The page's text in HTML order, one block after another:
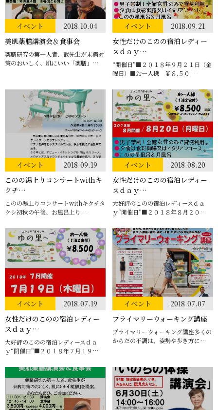
イベント
2018.10.04
美肌薬膳講演会＆食事会
薬膳研究の第一人者、武先生が未病対
策のおいしく、肌にいい「薬膳」…
イベント
2018.09.21
女性だけのこのの宿泊レディー
スｄａｙ…
“開催日”■２０１８年９月２１日（金
曜日）■お一人様 ￥８,５０…
イベント
2018.09.19
このの湯上りコンサートwithキ
クチ…
このの湯上りコンサートwithキクチタ
ケシ初秋の午後、お風呂上り…
イベント
2018.08.20
女性だけのこのの宿泊レディー
スｄａｙ…
大好評のこのの宿泊レディースｄａ
ｙ“開催日”■２０１８年８月２０…
イベント
2018.07.19
女性だけのこのの宿泊レディー
スｄａｙ…
大好評のこのの宿泊レディースｄａ
ｙ“開催日”■２０１８年７月１９…
イベント
2018.07.07
プライマリーウォーキング講座
プライマリーウォーキング講座多くの
からだの不調は、姿勢や歩き方に…